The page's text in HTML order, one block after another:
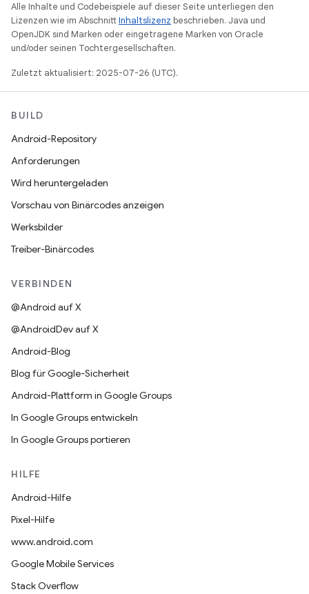
Alle Inhalte und Codebeispiele auf dieser Seite unterliegen den
Lizenzen wie im AbschnittInhaltslizenz beschrieben. Java und
OpenJDK sind Marken oder eingetragene Marken von Oracle
und/oder seinen Tochtergesellschaften.
Zuletzt aktualisiert: 2025-07-26 (UTC).
BUILD
Android-Repository
Anforderungen
Wird heruntergeladen
Vorschau von Binärcodes anzeigen
Werksbilder
Treiber-Binärcodes
VERBINDEN
@Android auf X
@AndroidDev auf X
Android-Blog
Blog für Google-Sicherheit
Android-Plattform in Google Groups
In Google Groups entwickeln
In Google Groups portieren
HILFE
Android-Hilfe
Pixel-Hilfe
www.android.com
Google Mobile Services
Stack Overflow